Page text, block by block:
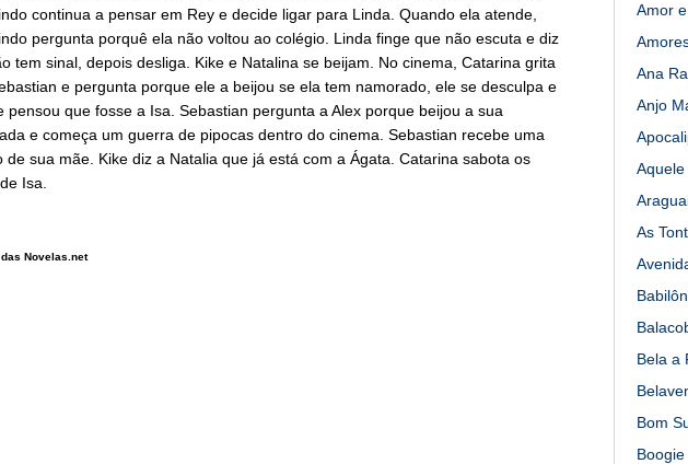
continua a pensar em Rey e decide ligar para Linda. Quando ela atende,
pergunta porquê ela não voltou ao colégio. Linda finge que não escuta e diz
tem sinal, depois desliga. Kike e Natalina se beijam. No cinema, Catarina grita
e pergunta porque ele a beijou se ela tem namorado, ele se desculpa e
pensou que fosse a Isa. Sebastian pergunta a Alex porque beijou a sua
e começa um guerra de pipocas dentro do cinema. Sebastian recebe uma
de sua mãe. Kike diz a Natalia que já está com a Ágata. Catarina sabota os
Isa.
Novelas.net
Amor
Ana
Anjo
Aquele
As
Bela a
Bom